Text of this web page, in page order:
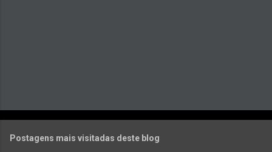
Postagens mais visitadas deste blog